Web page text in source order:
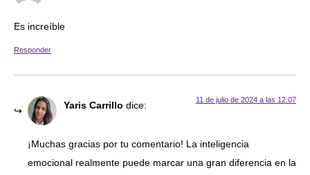
Es increíble
Responder
Yaris Carrillo dice:
11 de julio de 2024 a las 12:07
¡Muchas gracias por tu comentario! La inteligencia
emocional realmente puede marcar una gran diferencia en la